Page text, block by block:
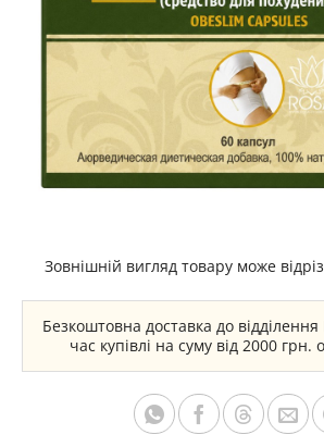
Зовнішній вигляд товару може
Безкоштовна доставка до
час купівлі на суму від 2000